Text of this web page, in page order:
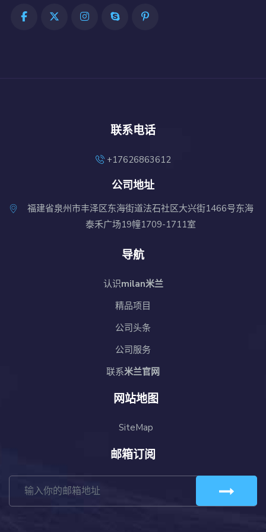
联系电话
+17626863612
公司地址
福建省泉州市丰泽区东海街道法石社区大兴街1466号东海
泰禾广场19幢1709-1711室
导航
认识milan米兰
精品项目
公司头条
公司服务
联系米兰官网
网站地图
SiteMap
邮箱订阅